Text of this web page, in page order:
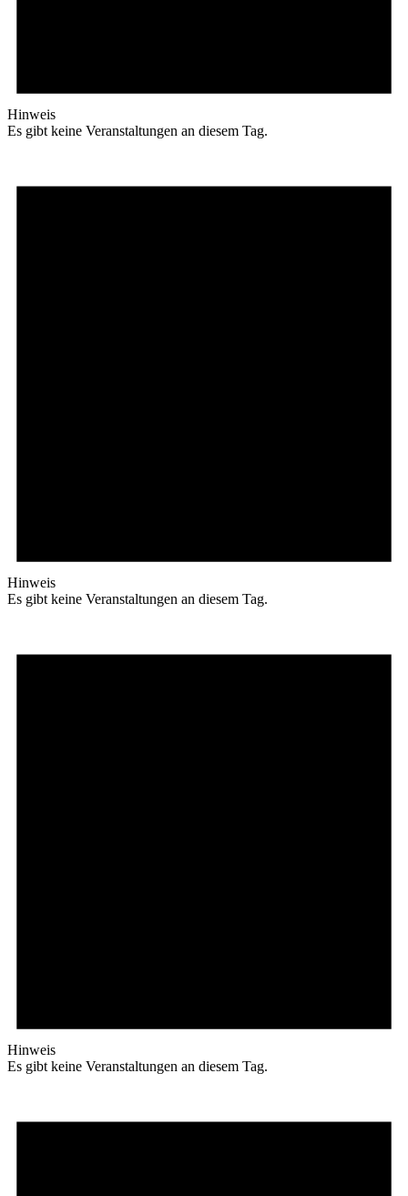
Hinweis
Es gibt keine Veranstaltungen an diesem Tag.
Hinweis
Es gibt keine Veranstaltungen an diesem Tag.
Hinweis
Es gibt keine Veranstaltungen an diesem Tag.